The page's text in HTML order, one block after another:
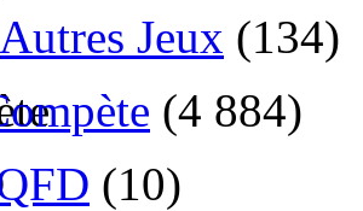
Autres Jeux (134)
(4 884)
(10)